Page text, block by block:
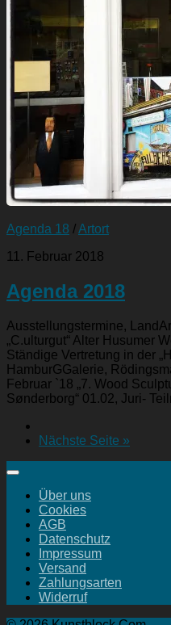
Agenda 18 /Artort
11. Februar 2018
Agenda 2018
Ausstellungstermine,
„C.ulturgut“ Alter Husumer
Ständige Vertretung in der
HamburGGalerie,
Februar `18 „7. Wood
Sønderborg“ 01.02, Juri-
Nächste Seite »
Über uns
Cookies
AGB
Datenschutz
Impressum
Versand
Zahlungsarten
Widerruf